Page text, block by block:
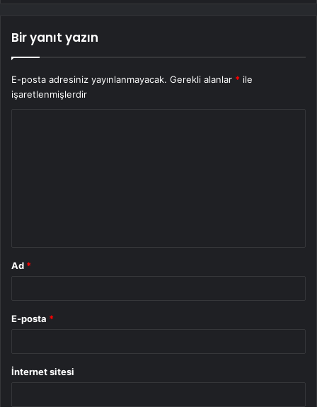
Bir yanıt yazın
E-posta adresiniz yayınlanmayacak. Gerekli alanlar * ile
işaretlenmişlerdir
Ad *
E-posta *
İnternet sitesi